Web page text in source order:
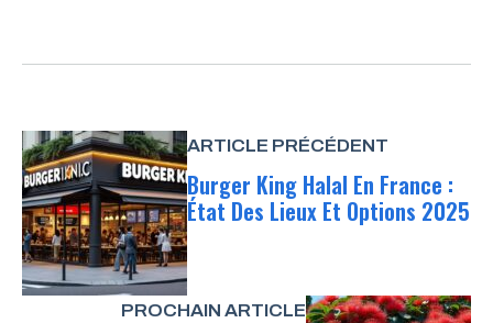
ARTICLE PRÉCÉDENT
Burger King Halal En France :
État Des Lieux Et Options 2025
PROCHAIN ARTICLE